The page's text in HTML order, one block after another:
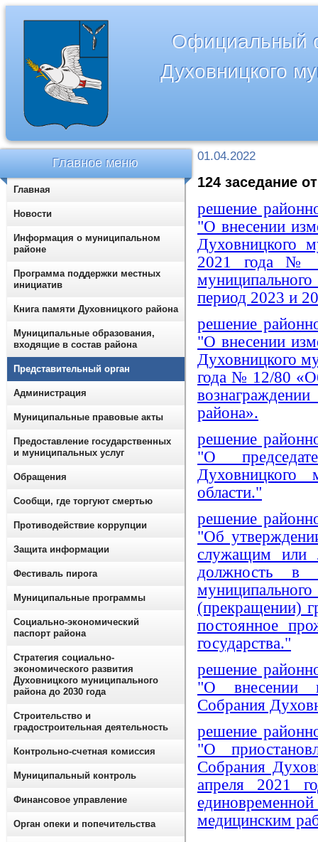
Официальный
Духовницкого
01.04.2022
124 заседание
решение
"О внесении
Духовницкого
2021 года №
период 2023 и
решение
"О внесении
Духовницкого
года № 12/80
района».
решение
"О
Духовницкого
области."
решение
"Об
служащим или
должность в
(прекращении)
постоянное
государства."
решение
"О внесении
Собрания
решение
"О
Собрания
апреля 2021
медицинским
Главное меню
Главная
Новости
Информация о муниципальном
районе
Программа поддержки местных
инициатив
Книга памяти Духовницкого района
Муниципальные образования,
входящие в состав района
Представительный орган
Администрация
Муниципальные правовые акты
Предоставление государственных
и муниципальных услуг
Обращения
Сообщи, где торгуют смертью
Противодействие коррупции
Защита информации
Фестиваль пирога
Муниципальные программы
Социально-экономический
паспорт района
Стратегия социально-
экономического развития
Духовницкого муниципального
района до 2030 года
Строительство и
градостроительная деятельность
Контрольно-счетная комиссия
Муниципальный контроль
Финансовое управление
Орган опеки и попечительства